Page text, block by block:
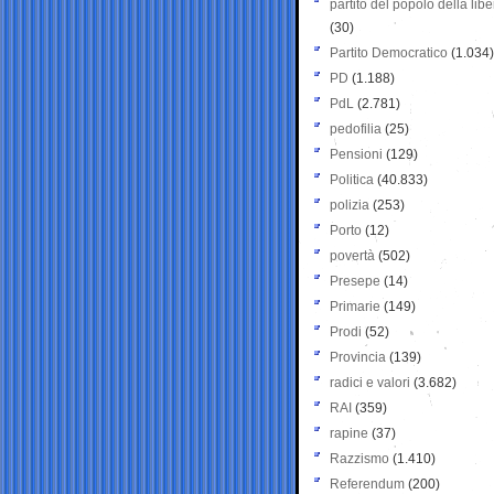
partito del popolo della
(30)
Partito Democratico (1.034)
PD (1.188)
PdL (2.781)
pedofilia (25)
Pensioni (129)
Politica (40.833)
polizia (253)
Porto (12)
povertà (502)
Presepe (14)
Primarie (149)
Prodi (52)
Provincia (139)
radici e valori (3.682)
RAI (359)
rapine (37)
Razzismo (1.410)
Referendum (200)